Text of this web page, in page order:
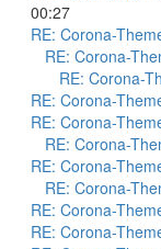
00:27
RE: Corona-
RE: Corona-
RE: Corona-
RE: Corona-
RE: Corona-
RE: Corona-
RE: Corona-
RE: Corona-
RE: Corona-
RE: Corona-